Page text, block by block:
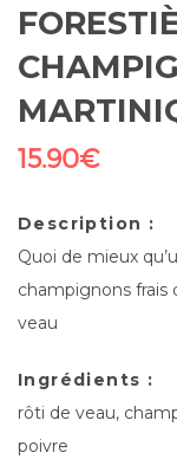
15.90€
Description :
Quoi de mieux
champignons
veau
Ingrédients :
rôti de veau,
poivre